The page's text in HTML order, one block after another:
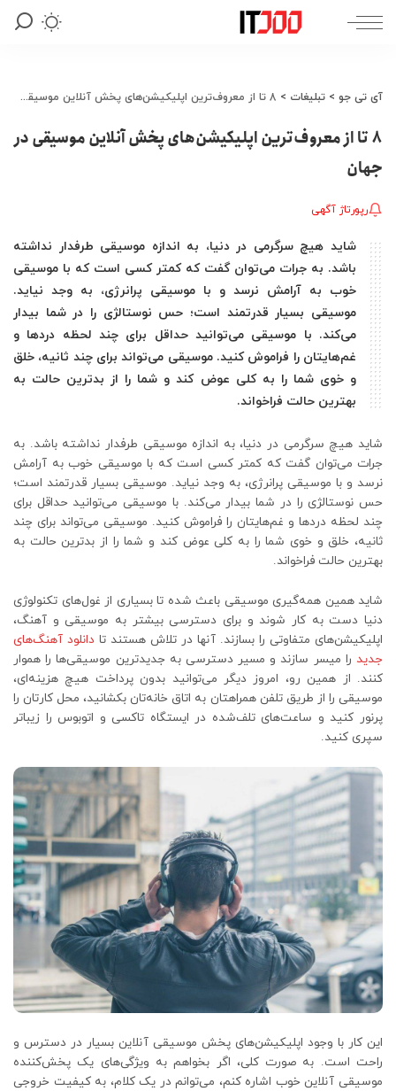
آی تی جو > تبلیغات > 8 تا از معروف‌ترین اپلیکیشن‌های پخش آنلاین موسیقی در جهان
8 تا از معروف‌ترین اپلیکیشن‌های پخش آنلاین موسیقی در
جهان
رپورتاژ آگهی
شاید هیچ سرگرمی در دنیا، به اندازه موسیقی طرفدار نداشته
باشد. به جرات می‌توان گفت که کمتر کسی است که با موسیقی
خوب به آرامش نرسد و با موسیقی پرانرژی، به وجد نیاید.
موسیقی بسیار قدرتمند است؛ حس نوستالژی را در شما بیدار
می‌کند. با موسیقی می‌توانید حداقل برای چند لحظه دردها و
غم‌هایتان را فراموش کنید. موسیقی می‌تواند برای چند ثانیه، خلق
و خوی شما را به کلی عوض کند و شما را از بدترین حالت به
بهترین حالت فراخواند.
شاید هیچ سرگرمی در دنیا، به اندازه موسیقی طرفدار نداشته باشد. به
جرات می‌توان گفت که کمتر کسی است که با موسیقی خوب به آرامش
نرسد و با موسیقی پرانرژی، به وجد نیاید. موسیقی بسیار قدرتمند است؛
حس نوستالژی را در شما بیدار می‌کند. با موسیقی می‌توانید حداقل برای
چند لحظه دردها و غم‌هایتان را فراموش کنید. موسیقی می‌تواند برای چند
ثانیه، خلق و خوی شما را به کلی عوض کند و شما را از بدترین حالت به
بهترین حالت فراخواند.
شاید همین همه‌گیری موسیقی باعث شده تا بسیاری از غول‌های تکنولوژی
دنیا دست به کار شوند و برای دسترسی بیشتر به موسیقی و آهنگ،
اپلیکیشن‌های متفاوتی را بسازند. آنها در تلاش هستند تا دانلود آهنگ‌های
جدید را میسر سازند و مسیر دسترسی به جدیدترین موسیقی‌ها را هموار
کنند. از همین رو، امروز دیگر می‌توانید بدون پرداخت هیچ هزینه‌ای،
موسیقی را از طریق تلفن همراهتان به اتاق خانه‌تان بکشانید، محل کارتان را
پرنور کنید و ساعت‌های تلف‌شده در ایستگاه تاکسی و اتوبوس را زیباتر
سپری کنید.
این کار با وجود اپلیکیشن‌های پخش موسیقی آنلاین بسیار در دسترس و
راحت است. به صورت کلی، اگر بخواهم به ویژگی‌های یک پخش‌کننده
موسیقی آنلاین خوب اشاره کنم، می‌توانم در یک کلام، به کیفیت خروجی